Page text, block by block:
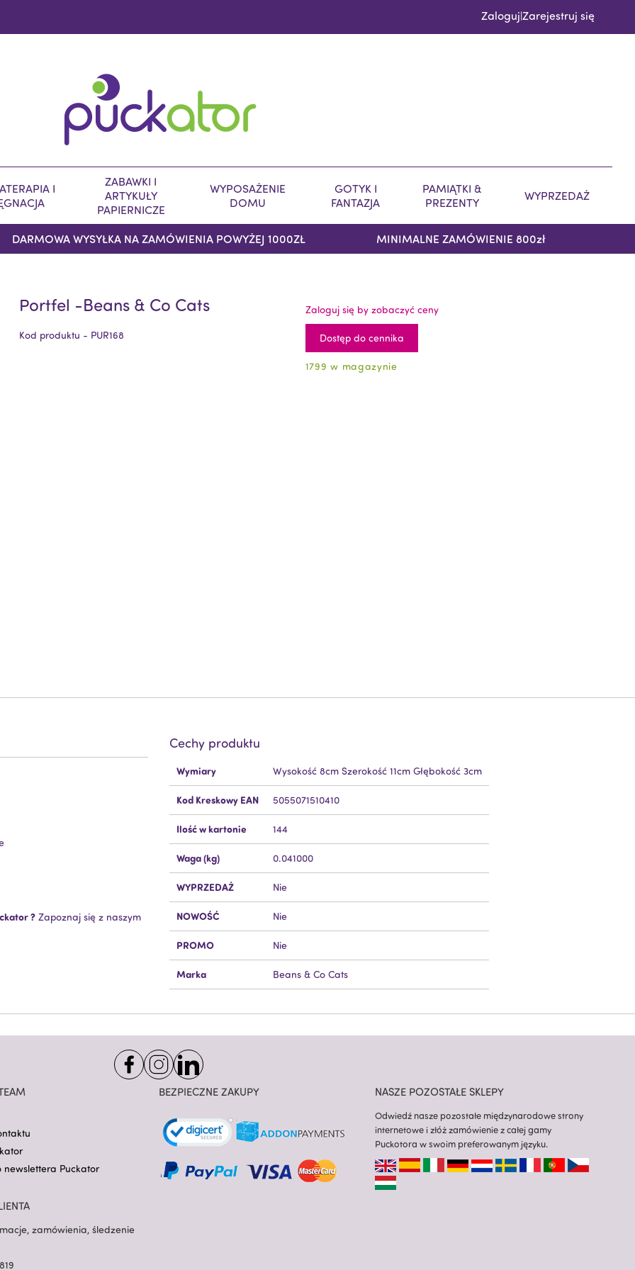
Zaloguj|Zarejestruj się
I
ZABAWKI I
ARTYKUŁY
PAPIERNICZE
WYPOSAŻENIE
DOMU
GOTYK I
FANTAZJA
PAMIĄTKI &
PREZENTY
WYPRZEDAŻ
DARMOWA WYSYŁKA NA ZAMÓWIENIA POWYŻEJ 1000ZŁ MINIMALNE ZAMÓWIENIE 800zł
Portfel -Beans & Co Cats
Kod produktu - PUR168
Zaloguj się by zobaczyć ceny
Dostęp do cennika
1799 w magazynie
? Zapoznaj się z naszym
Cechy produktu
informacji
Wymiary Wysokość 8cm Szerokość 11cm Głębokość 3cm
Kod Kreskowy EAN 5055071510410
Ilość w kartonie 144
Waga (kg) 0.041000
WYPRZEDAŻ Nie
NOWOŚĆ Nie
PROMO Nie
Marka Beans & Co Cats
newslettera Puckator
zamówienia, śledzenie
BEZPIECZNE ZAKUPY NASZE POZOSTAŁE SKLEPY
Odwiedź nasze pozostałe międzynarodowe strony
internetowe i złóż zamówienie z całej gamy
Puckotora w swoim preferowanym języku.